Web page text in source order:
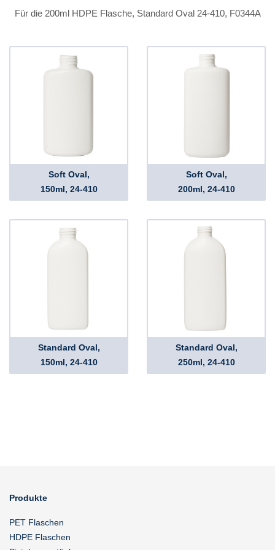
Für die 200ml HDPE Flasche, Standard Oval 24-410, F0344A
Soft Oval,
150ml, 24-410
Soft Oval,
200ml, 24-410
Standard Oval,
150ml, 24-410
Standard Oval,
250ml, 24-410
Produkte
PET Flaschen
HDPE Flaschen